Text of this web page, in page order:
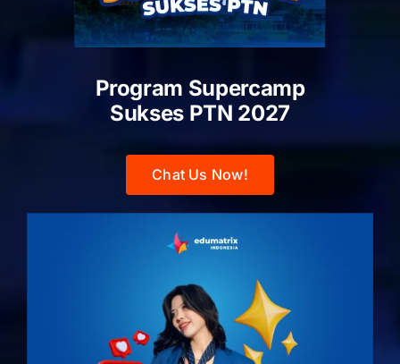
Program Supercamp
Sukses PTN 2027
Chat Us Now!